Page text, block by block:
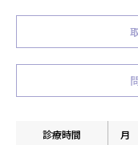
診療時間 月